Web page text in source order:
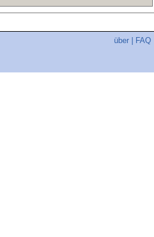
über FAQ